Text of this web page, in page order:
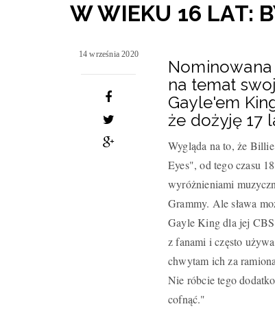
W WIEKU 16 LAT:
14 września 2020
na temat
Gayle'em
że dożyję 17
Wygląda na to, że
Eyes", od tego czasu
wyróżnieniami
Grammy. Ale sława
Gayle King dla jej
z fanami i często
chwytam ich za
Nie róbcie tego
cofnąć."